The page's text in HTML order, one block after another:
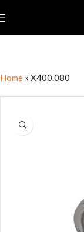
Home » X400.080